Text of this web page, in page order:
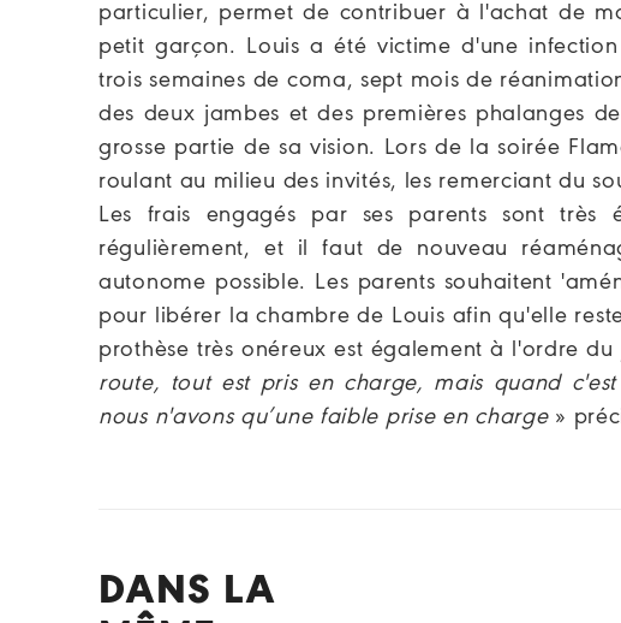
particulier, permet de contribuer à l'achat de
petit garçon. Louis a été victime d'une
trois semaines de coma, sept mois de
des deux jambes et des premières phalanges
grosse partie de sa vision. Lors de la soirée
roulant au milieu des invités, les remerciant du
Les frais engagés par ses parents sont
régulièrement, et il faut de nouveau
autonome possible. Les parents souhaitent
pour libérer la chambre de Louis afin qu'elle
prothèse très onéreux est également à l'ordre du
route, tout est pris en charge, mais quand
nous n'avons qu’une faible prise en charge»
DANS LA